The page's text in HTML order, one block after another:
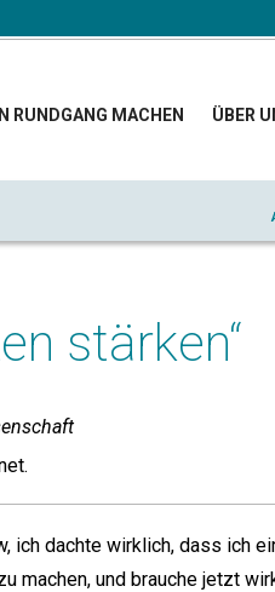
RUNDGANG MACHEN ÜBER
stärken“
ich dachte wirklich, dass ich
machen, und brauche jetzt